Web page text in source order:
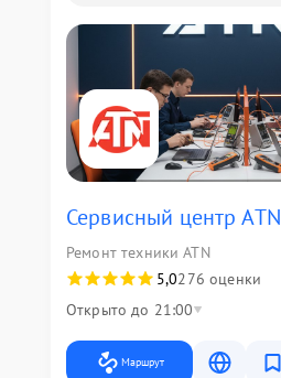
Сервисный центр ATN
Ремонт техники ATN
5,0276 оценки
Открыто до 21:00
Маршрут